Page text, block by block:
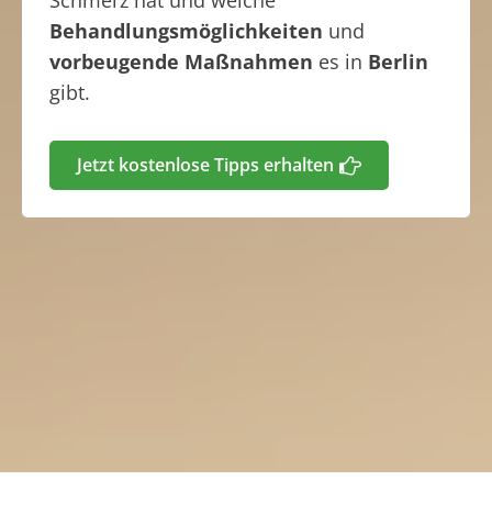
Behandlungsmöglichkeiten und
vorbeugende Maßnahmen es in Berlin
gibt.
Jetzt kostenlose Tipps erhalten